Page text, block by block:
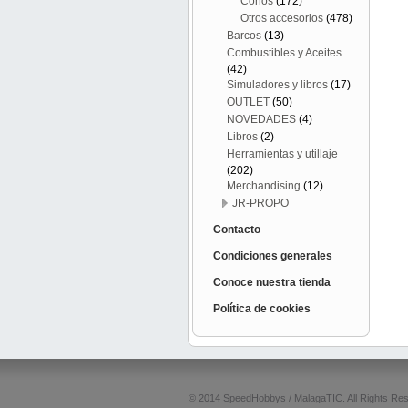
Otros accesorios (478)
Barcos (13)
Combustibles y Aceites
(42)
Simuladores y libros (17)
OUTLET (50)
NOVEDADES (4)
Libros (2)
Herramientas y utillaje
(202)
Merchandising (12)
JR-PROPO
Contacto
Condiciones generales
Conoce nuestra tienda
Política de cookies
© 2014 SpeedHobbys / MalagaTIC. All Rights